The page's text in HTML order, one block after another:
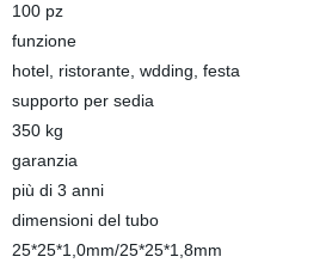
100 pz
funzione
hotel, ristorante, wdding, festa
supporto per sedia
350 kg
garanzia
più di 3 anni
dimensioni del tubo
25*25*1,0mm/25*25*1,8mm